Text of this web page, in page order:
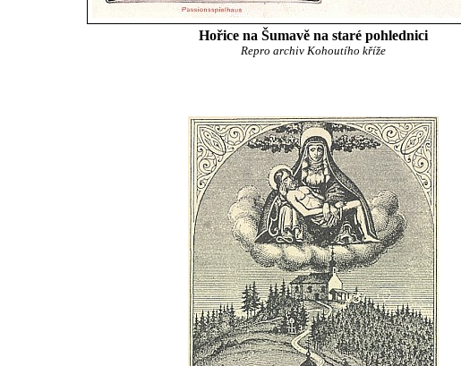
Hořice na Šumavě na staré pohlednici
Repro archiv Kohoutího kříže